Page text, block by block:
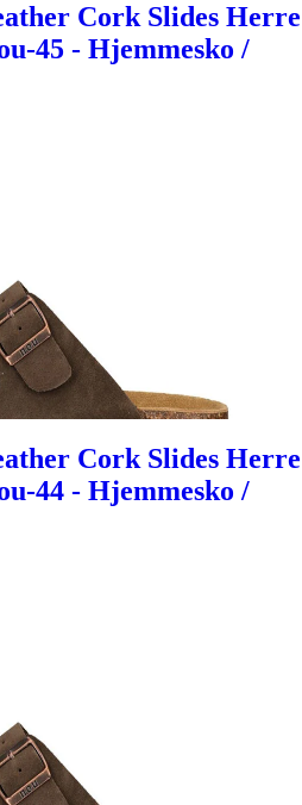
Cork Slides Herre
45 - Hjemmesko /
Cork Slides Herre
44 - Hjemmesko /